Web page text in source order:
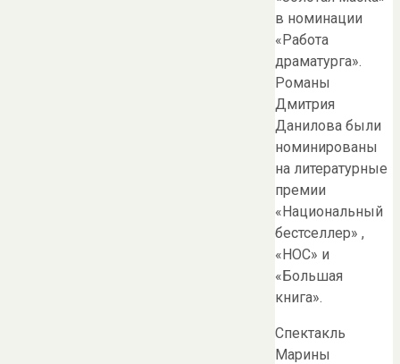
в номинации
«Работа
драматурга».
Романы
Дмитрия
Данилова были
номинированы
на литературные
премии
«Национальный
бестселлер» ,
«НОС» и
«Большая
книга».
Спектакль
Марины